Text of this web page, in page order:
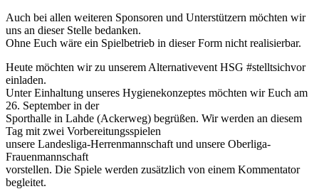
Auch bei allen weiteren Sponsoren und Unterstützern möchten wir
uns an dieser Stelle bedanken.
Ohne Euch wäre ein Spielbetrieb in dieser Form nicht realisierbar.
Heute möchten wir zu unserem Alternativevent HSG #stelltsichvor
einladen.
Unter Einhaltung unseres Hygienekonzeptes möchten wir Euch am
26. September in der
Sporthalle in Lahde (Ackerweg) begrüßen. Wir werden an diesem
Tag mit zwei Vorbereitungsspielen
unsere Landesliga-Herrenmannschaft und unsere Oberliga-
Frauenmannschaft
vorstellen. Die Spiele werden zusätzlich von einem Kommentator
begleitet.